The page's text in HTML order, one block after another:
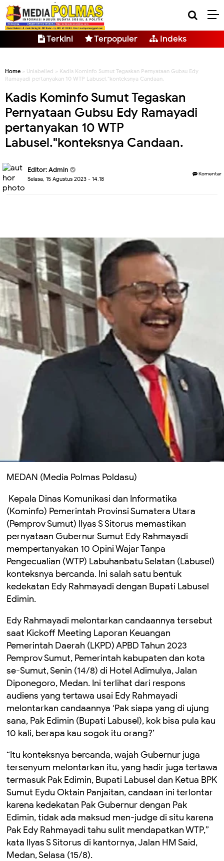
Terkini Terpopuler Indeks
Home » Unlabelled » Kadis Kominfo Sumut Tegaskan Pernyataan Gubsu Edy
Ramayadi pertanyakan 10 WTP Labusel."konteksnya Candaan.
Kadis Kominfo Sumut Tegaskan
Pernyataan Gubsu Edy Ramayadi
pertanyakan 10 WTP
Labusel."konteksnya Candaan.
Editor: Admin
Selasa, 15 Agustus 2023 - 14.18
Komentar
MEDAN (Media Polmas Poldasu)
Kepala Dinas Komunikasi dan Informatika
(Kominfo) Pemerintah Provinsi Sumatera Utara
(Pemprov Sumut) Ilyas S Sitorus memastikan
pernyataan Gubernur Sumut Edy Rahmayadi
mempertanyakan 10 Opini Wajar Tanpa
Pengecualian (WTP) Labuhanbatu Selatan (Labusel)
konteksnya bercanda. Ini salah satu bentuk
kedekatan Edy Rahmayadi dengan Bupati Labusel
Edimin.
Edy Rahmayadi melontarkan candaannya tersebut
saat Kickoff Meeting Laporan Keuangan
Pemerintah Daerah (LKPD) APBD Tahun 2023
Pemprov Sumut, Pemerintah kabupaten dan kota
se-Sumut, Senin (14/8) di Hotel Adimulya, Jalan
Diponegoro, Medan. Ini terlihat dari respons
audiens yang tertawa usai Edy Rahmayadi
melontarkan candaannya ‘Pak siapa yang di ujung
sana, Pak Edimin (Bupati Labusel), kok bisa pula kau
10 kali, berapa kau sogok itu orang?’
“Itu konteksnya bercanda, wajah Gubernur juga
tersenyum melontarkan itu, yang hadir juga tertawa
termasuk Pak Edimin, Bupati Labusel dan Ketua BPK
Sumut Eydu Oktain Panjaitan, candaan ini terlontar
karena kedekatan Pak Gubernur dengan Pak
Edimin, tidak ada maksud men-judge di situ karena
Pak Edy Rahmayadi tahu sulit mendapatkan WTP,”
kata Ilyas S Sitorus di kantornya, Jalan HM Said,
Medan, Selasa (15/8).